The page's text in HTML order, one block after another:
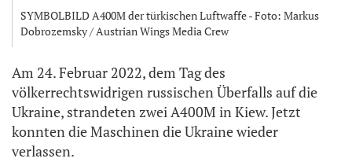
SYMBOLBILD A400M der türkischen Luftwaffe - Foto: Markus
Dobrozemsky / Austrian Wings Media Crew
Am 24. Februar 2022, dem Tag des
völkerrechtswidrigen russischen Überfalls auf die
Ukraine, strandeten zwei A400M in Kiew. Jetzt
konnten die Maschinen die Ukraine wieder
verlassen.